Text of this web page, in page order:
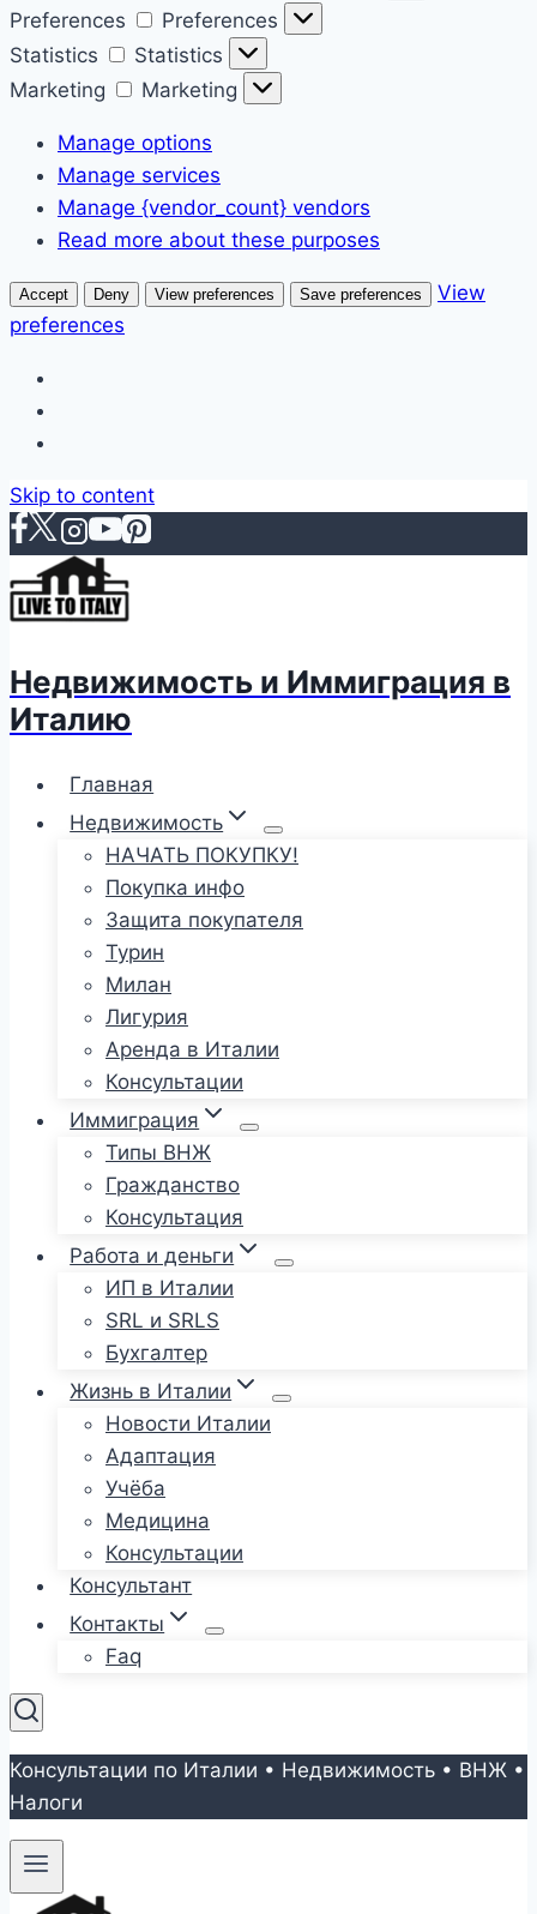
Preferences
Preferences
Statistics
Statistics
Marketing
Marketing
Manage options
Manage services
Manage {vendor_count} vendors
Read more about these purposes
Accept Deny View preferences Save preferences
View
preferences
Skip to content
Недвижимость и Иммиграция в
Италию
Главная
Недвижимость
НАЧАТЬ ПОКУПКУ!
Покупка инфо
Защита покупателя
Турин
Милан
Лигурия
Аренда в Италии
Консультации
Иммиграция
Типы ВНЖ
Гражданство
Консультация
Работа и деньги
ИП в Италии
SRL и SRLS
Бухгалтер
Жизнь в Италии
Новости Италии
Адаптация
Учёба
Медицина
Консультации
Консультант
Контакты
Faq
Консультации по Италии • Недвижимость • ВНЖ •
Налоги